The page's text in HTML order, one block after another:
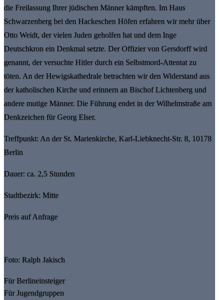
die Freilassung Ihrer jüdischen Männer kämpften. Im Haus
Schwarzenberg bei den Hackeschen Höfen erfahren wir mehr über
Otto Weidt, der vielen Juden geholfen hat und dem Inge
Deutschkron ein Denkmal setzte. Der Offizier von Gersdorff wird
genannt, der versuchte Hitler durch ein Selbstmord-Attentat zu
töten. An der Hewigskathedrale betrachten wir den Widerstand aus
der katholischen Kirche und erinnern an Bischof Lichtenberg und
andere mutige Männer. Die Führung endet in der Wilhelmstraße am
Denkzeichen für Georg Elser.
Treffpunkt: An der St. Marienkirche, Karl-Liebknecht-Str. 8, 10178
Berlin
Dauer: ca. 2,5 Stunden
Stadtbezirk: Mitte
Preis auf Anfrage
Foto: Ralph Jakisch
Für Berlineinsteiger
Für Jugendgruppen